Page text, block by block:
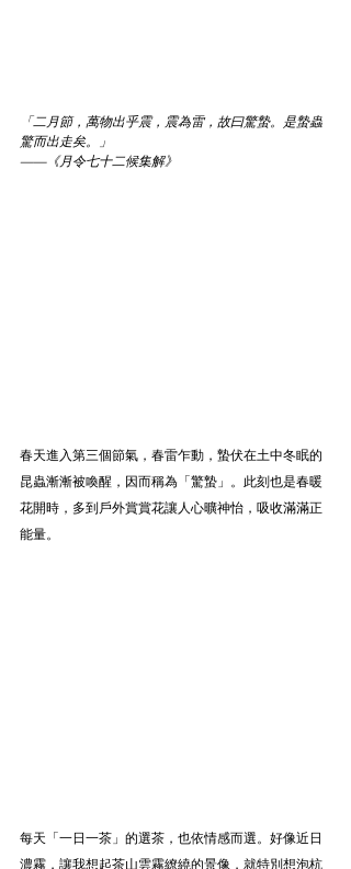
「二月節，萬物出乎震，震為雷，故曰驚蟄。是蟄蟲
驚而出走矣。」
——《月令七十二候集解》
春天進入第三個節氣，春雷乍動，蟄伏在土中冬眠的
昆蟲漸漸被喚醒，因而稱為「驚蟄」。此刻也是春暖
花開時，多到戶外賞賞花讓人心曠神怡，吸收滿滿正
能量。
每天「一日一茶」的選茶，也依情感而選。好像近日
濃霧，讓我想起茶山雲霧繚繞的景像，就特別想泡杭